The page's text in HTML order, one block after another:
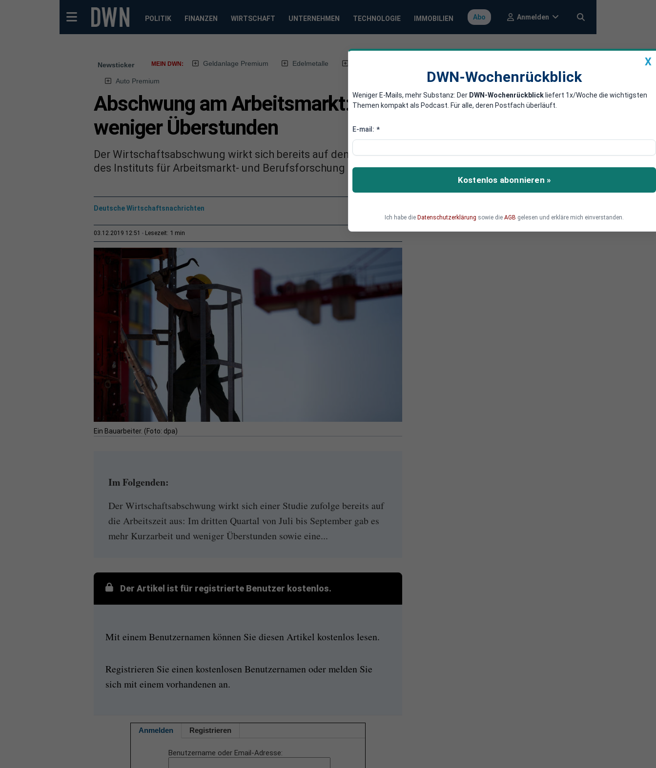
POLITIK FINANZEN WIRTSCHAFT UNTERNEHMEN TECHNOLOGIE IMMOBILIEN Abo Anmelden
Newsticker MEIN DWN: Geldanlage Premium Edelmetalle
Auto Premium
Abschwung am Arbeitsmarkt: Mehr Kurzarbeit,
weniger Überstunden
Der Wirtschaftsabschwung wirkt sich bereits auf den deutschen Arbeitsmarkt aus, wie aus Daten
des Instituts für Arbeitsmarkt- und Berufsforschung hervorgeht.
Deutsche Wirtschaftsnachrichten
03.12.2019 12:51 Lesezeit: 1 min
Ein Bauarbeiter. (Foto: dpa)
Im Folgenden:
Der Wirtschaftsabschwung wirkt sich einer Studie zufolge bereits auf
die Arbeitszeit aus: Im dritten Quartal von Juli bis September gab es
mehr Kurzarbeit und weniger Überstunden sowie eine...
Der Artikel ist für registrierte Benutzer kostenlos.
Mit einem Benutzernamen können Sie diesen Artikel kostenlos lesen.
Registrieren Sie einen kostenlosen Benutzernamen oder melden Sie
sich mit einem vorhandenen an.
Anmelden Registrieren
Benutzername oder Email-Adresse
X
DWN-Wochenrückblick
Weniger E-Mails, mehr Substanz: Der DWN-Wochenrückblick liefert 1x/Woche die wichtigsten
Themen kompakt als Podcast. Für alle, deren Postfach überläuft.
E-mail: *
Kostenlos abonnieren »
Ich habe die Datenschutzerklärung sowie die AGB gelesen und erkläre mich einverstanden.